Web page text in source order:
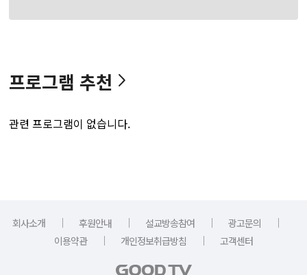
프로그램 추천
관련 프로그램이 없습니다.
회사소개 ｜ 후원안내 ｜ 설교방송참여 ｜ 광고문의
｜
이용약관
｜ 개인정보취급방침 ｜ 고객센터